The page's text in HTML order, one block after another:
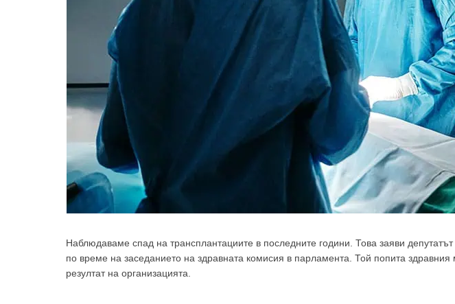
Наблюдаваме спад на трансплантациите в последните години. Това заяви
по време на заседанието на здравната комисия в парламента. Той попита
резултат на организацията.